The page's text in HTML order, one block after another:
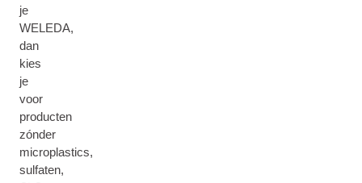
je
WELEDA,
dan
kies
je
voor
producten
zónder
microplastics,
sulfaten,